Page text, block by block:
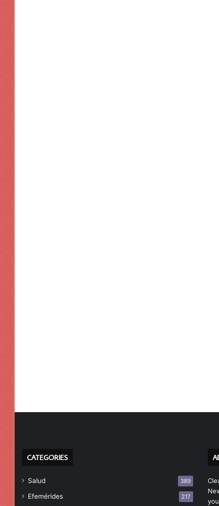
CATEGORIES
Salud 389
Efemérides 217